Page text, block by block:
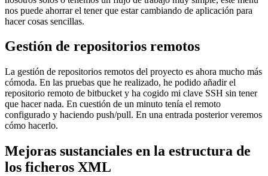
nos puede ahorrar el tener que estar cambiando de aplicación para
hacer cosas sencillas.
Gestión de repositorios remotos
La gestión de repositorios remotos del proyecto es ahora mucho más
cómoda. En las pruebas que he realizado, he podido añadir el
repositorio remoto de bitbucket y ha cogido mi clave SSH sin tener
que hacer nada. En cuestión de un minuto tenía el remoto
configurado y haciendo push/pull. En una entrada posterior veremos
cómo hacerlo.
Mejoras sustanciales en la estructura de
los ficheros XML